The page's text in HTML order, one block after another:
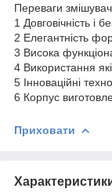
Переваги
1 Довговічність і
2 Елегантність
3 Висока
4 Використання
5 Інноваційні
6 Корпус
Приховати